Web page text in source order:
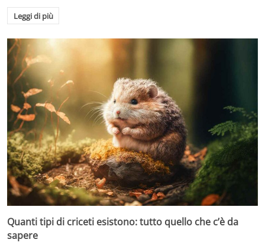
Leggi di più
Quanti tipi di criceti esistono: tutto quello che c’è da
sapere